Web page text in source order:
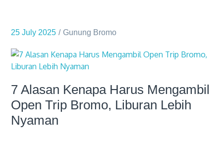
25 July 2025 Gunung Bromo
7 Alasan Kenapa Harus Mengambil
Open Trip Bromo, Liburan Lebih
Nyaman